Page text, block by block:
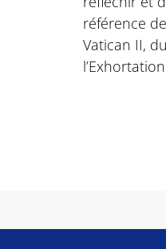
référence
Vatican II,